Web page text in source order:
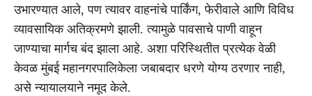
उभारण्यात आले, पण त्यावर वाहनांचे पार्किंग, फेरीवाले आणि विविध
व्यावसायिक अतिक्रमणे झाली. त्यामुळे पावसाचे पाणी वाहून
जाण्याचा मार्गच बंद झाला आहे. अशा परिस्थितीत प्रत्येक वेळी
केवळ मुंबई महानगरपालिकेला जबाबदार धरणे योग्य ठरणार नाही,
असे न्यायालयाने नमूद केले.